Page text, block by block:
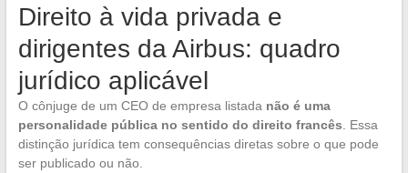
Direito à vida privada e
dirigentes da Airbus: quadro
jurídico aplicável
O cônjuge de um CEO de empresa listada não é uma
personalidade pública no sentido do direito francês . Essa
distinção jurídica tem consequências diretas sobre o que pode
ser publicado ou não.